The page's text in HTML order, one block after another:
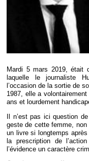
Mardi 5 mars 2019, était
laquelle le journaliste
l’occasion de la sortie de
1987, elle a
ans et lourdement
Il n’est pas ici question
geste de cette femme, non
un livre si longtemps
la prescription de
l’évidence un caractère